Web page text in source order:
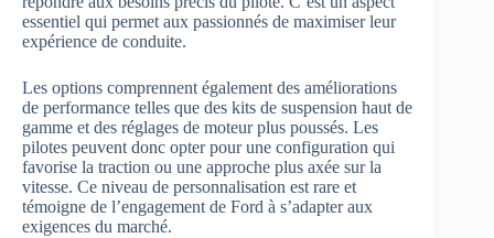
essentiel qui permet aux passionnés de maximiser leur
expérience de conduite.
Les options comprennent également des améliorations
de performance telles que des kits de suspension haut de
gamme et des réglages de moteur plus poussés. Les
pilotes peuvent donc opter pour une configuration qui
favorise la traction ou une approche plus axée sur la
vitesse. Ce niveau de personnalisation est rare et
témoigne de l’engagement de Ford à s’adapter aux
exigences du marché.